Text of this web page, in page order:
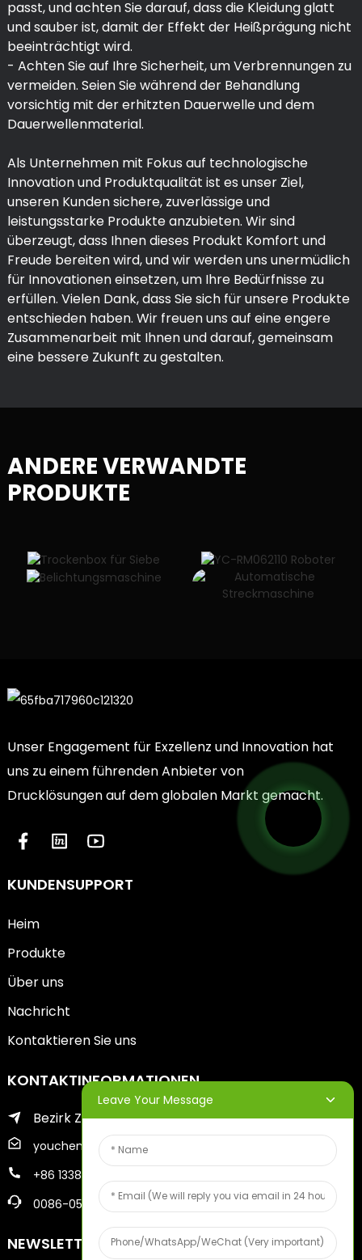
passt, und achten Sie darauf, dass die Kleidung glatt
und sauber ist, damit der Effekt der Heißprägung nicht
beeinträchtigt wird.
- Achten Sie auf Ihre Sicherheit, um Verbrennungen zu
vermeiden. Seien Sie während der Behandlung
vorsichtig mit der erhitzten Dauerwelle und dem
Dauerwellenmaterial.
Als Unternehmen mit Fokus auf technologische
Innovation und Produktqualität ist es unser Ziel,
unseren Kunden sichere, zuverlässige und
leistungsstarke Produkte anzubieten. Wir sind
überzeugt, dass Ihnen dieses Produkt Komfort und
Freude bereiten wird, und wir werden uns unermüdlich
für Innovationen einsetzen, um Ihre Bedürfnisse zu
erfüllen. Vielen Dank, dass Sie sich für unsere Produkte
entschieden haben. Wir freuen uns auf eine engere
Zusammenarbeit mit Ihnen und darauf, gemeinsam
eine bessere Zukunft zu gestalten.
ANDERE VERWANDTE
PRODUKTE
Unser Engagement für Exzellenz und Innovation hat
uns zu einem führenden Anbieter von
Drucklösungen auf dem globalen Markt gemacht.
KUNDENSUPPORT
Heim
Produkte
Über uns
Nachricht
Kontaktieren Sie uns
KONTAKTINFORMATIONEN
Bezirk Zhifu der Stadt Yantai
youcheng@ytscreenprinter.com
+86 13386383930
0086-05356730996
NEWSLETTER
Leave Your Message